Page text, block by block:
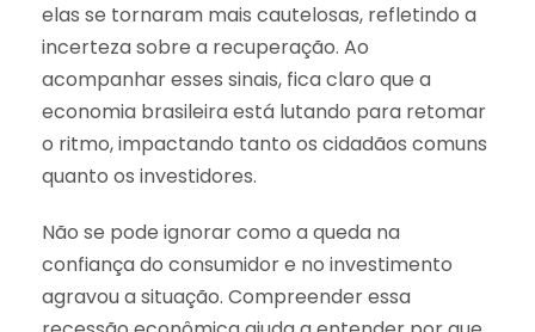
elas se tornaram mais cautelosas, refletindo a
incerteza sobre a recuperação. Ao
acompanhar esses sinais, fica claro que a
economia brasileira está lutando para retomar
o ritmo, impactando tanto os cidadãos comuns
quanto os investidores.
Não se pode ignorar como a queda na
confiança do consumidor e no investimento
agravou a situação. Compreender essa